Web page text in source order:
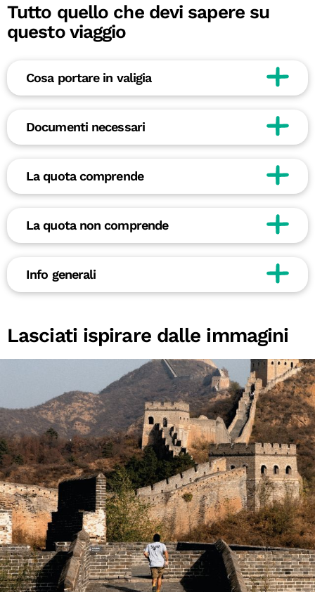
Tutto quello che devi sapere su
questo viaggio
Cosa portare in valigia
Documenti necessari
La quota comprende
La quota non comprende
Info generali
Lasciati ispirare dalle immagini